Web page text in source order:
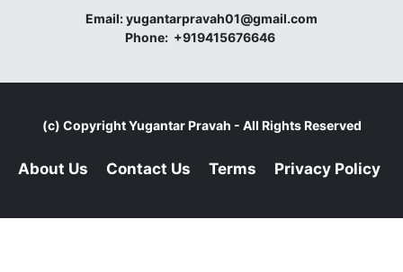
Email:yugantarpravah01@gmail.com
Phone: +919415676646
(c) CopyrightYugantar Pravah - All Rights Reserved
About Us Contact Us Terms Privacy Policy